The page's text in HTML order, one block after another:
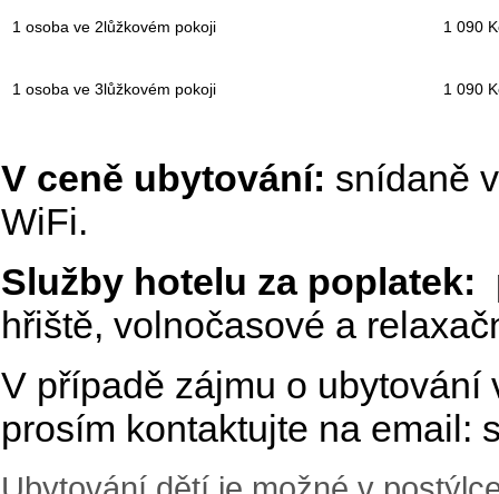
1 osoba ve 2lůžkovém pokoji 1 090
1 osoba ve 3lůžkovém pokoji 1 090
V ceně ubytování: snídaně
WiFi.
Služby hotelu za poplatek:
hřiště, volnočasové a
V případě zájmu o
prosím kontaktujte na email: